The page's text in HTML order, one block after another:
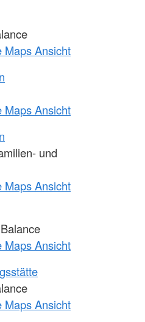
Maps Ansicht
Maps Ansicht
und
Maps Ansicht
Maps Ansicht
Maps Ansicht